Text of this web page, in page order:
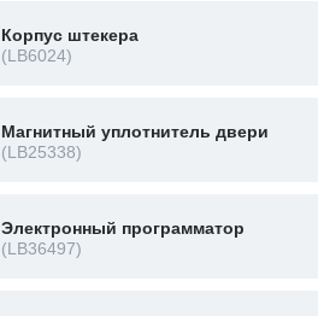
Корпус штекера
(LB6024)
Магнитный уплотнитель двери
(LB25338)
Электронный программатор
(LB36497)